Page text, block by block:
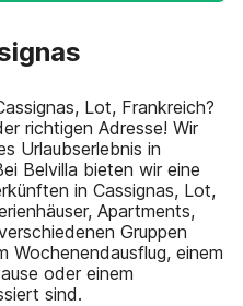
Lot, Frankreich?
richtigen Adresse! Wir
Urlaubserlebnis in
Belvilla bieten wir eine
in Cassignas, Lot,
Apartments,
Gruppen
Wochenendausflug, einem
oder einem
sind.